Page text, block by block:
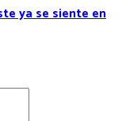
ya se siente en